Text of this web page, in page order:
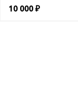
10 000 ₽